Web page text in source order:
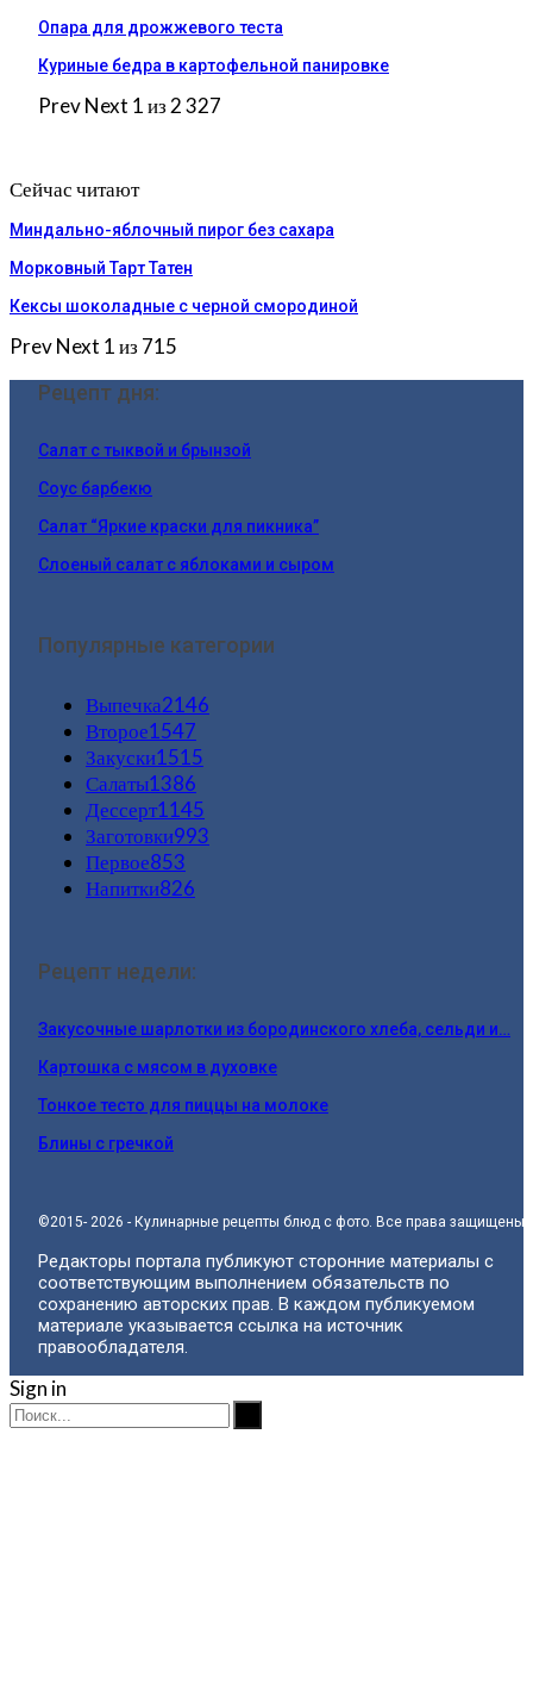
Опара для дрожжевого теста
Куриные бедра в картофельной панировке
PrevNext 1 из 2 327
Сейчас читают
Миндально-яблочный пирог без сахара
Морковный Тарт Татен
Кексы шоколадные с черной смородиной
PrevNext 1 из 715
Рецепт дня:
Салат с тыквой и брынзой
Соус барбекю
Салат “Яркие краски для пикника”
Слоеный салат с яблоками и сыром
Популярные категории
Выпечка2146
Второе1547
Закуски1515
Салаты1386
Дессерт1145
Заготовки993
Первое853
Напитки826
Рецепт недели:
Закусочные шарлотки из бородинского хлеба, сельди и…
Картошка с мясом в духовке
Тонкое тесто для пиццы на молоке
Блины с гречкой
©2015- 2026 - Кулинарные рецепты блюд с фото. Все права защищены.
Редакторы портала публикуют сторонние материалы с
соответствующим выполнением обязательств по
сохранению авторских прав. В каждом публикуемом
материале указывается ссылка на источник
правообладателя.
Sign in